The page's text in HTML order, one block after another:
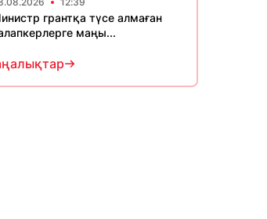
грантқа түсе алмаған
маңы...